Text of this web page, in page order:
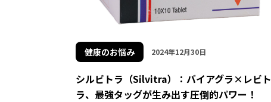
健康のお悩み 2024年12月30日
シルビトラ（Silvitra）：バイアグラ×レビト
ラ、最強タッグが生み出す圧倒的パワー！